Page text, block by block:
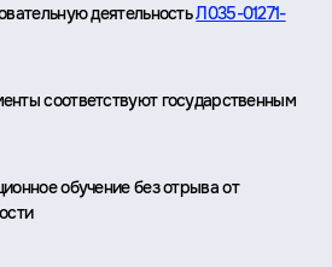
деятельностьЛ035-01271-
соответствуют государственным
обучение без отрыва от